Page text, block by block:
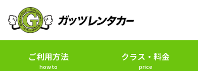
ご利用方法
how to
クラス・料金
price